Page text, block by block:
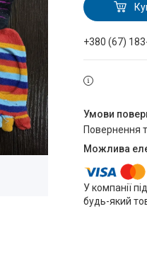
+380 (67)
повернення
У компанії
будь-який